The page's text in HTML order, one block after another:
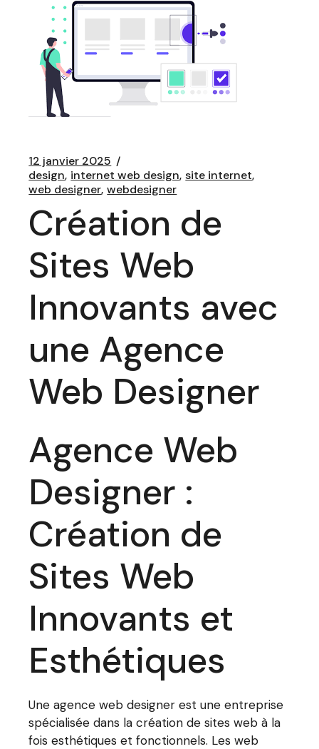
12 janvier 2025
design internet web design site internet
web designer webdesigner
Création de
Sites Web
Innovants avec
une Agence
Web Designer
Agence Web
Designer :
Création de
Sites Web
Innovants et
Esthétiques
Une agence web designer est une entreprise
spécialisée dans la création de sites web à la
fois esthétiques et fonctionnels. Les web